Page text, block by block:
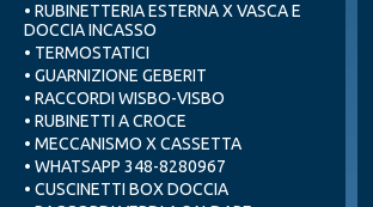
• RUBINETTERIA ESTERNA X VASCA E
DOCCIA INCASSO
• TERMOSTATICI
• GUARNIZIONE GEBERIT
• RACCORDI WISBO-VISBO
• RUBINETTI A CROCE
• MECCANISMO X CASSETTA
• WHATSAPP 348-8280967
• CUSCINETTI BOX DOCCIA